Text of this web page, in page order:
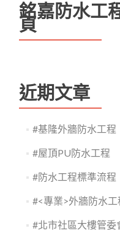
銘嘉防水工
頁
近期文章
#基隆外牆防水工程
#屋頂PU防水工程
#防水工程標準流程
#<專業>外牆防水
#北市社區大樓管委